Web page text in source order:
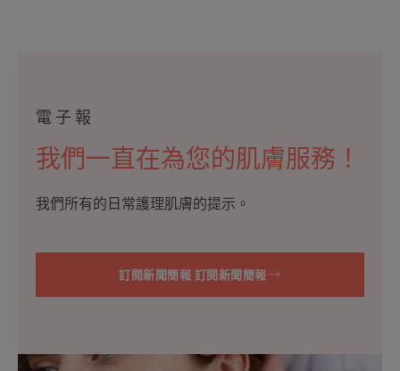
電子報
我們一直在為您的肌膚服務！
我們所有的日常護理肌膚的提示。
訂閱新聞簡報 訂閱新聞簡報